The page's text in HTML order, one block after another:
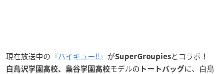
現在放送中の 『ハイキュー!!』 がSuperGroupiesとコラボ！
白鳥沢学園高校、梟谷学園高校モデルの トートバッグに、白鳥